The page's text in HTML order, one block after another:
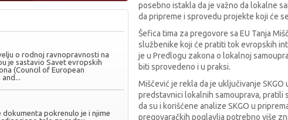
o rodnoj ravnopravnosti na
je sastavio Savet evropskih
(Council of European
dokumenta pokrenulo je i njime
posebno istakla da je važno da lokalne
da pripreme i sprovedu projekte koji će
Šefica tima za pregovore sa EU Tanja
službenike koji će pratiti tok evropskih
je u Predlogu zakona o lokalnoj
biti sprovedeno i u praksi.
Miščević je rekla da je uključivanje
predstavnici lokalnih samouprava, pratili
da su i korišćene analize SKGO u
pregovaračkih poglavlja potrebno više